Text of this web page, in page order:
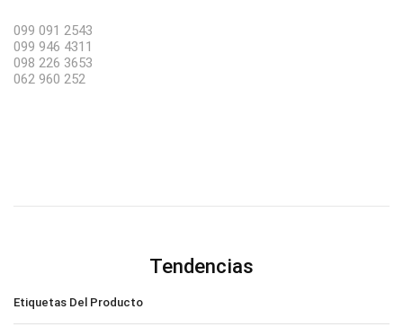
099 091 2543
099 946 4311
098 226 3653
062 960 252
Tendencias
Etiquetas Del Producto